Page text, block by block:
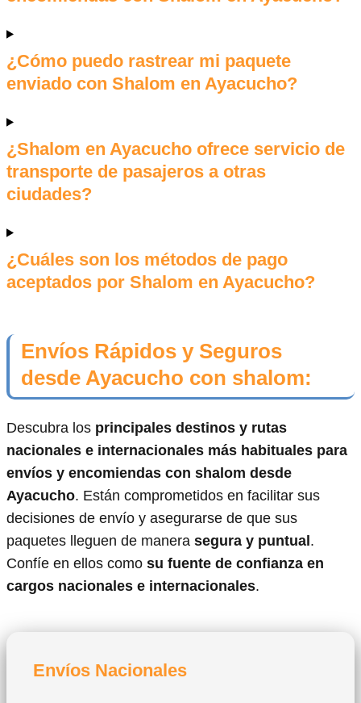
¿Cómo puedo rastrear mi paquete
enviado con Shalom en Ayacucho?
¿Shalom en Ayacucho ofrece servicio de
transporte de pasajeros a otras
ciudades?
¿Cuáles son los métodos de pago
aceptados por Shalom en Ayacucho?
Envíos Rápidos y Seguros
desde Ayacucho con shalom:
Descubra los principales destinos y rutas
nacionales e internacionales más habituales para
envíos y encomiendas con shalom desde
Ayacucho. Están comprometidos en facilitar sus
decisiones de envío y asegurarse de que sus
paquetes lleguen de manera segura y puntual .
Confíe en ellos como su fuente de confianza en
cargos nacionales e internacionales.
Envíos Nacionales